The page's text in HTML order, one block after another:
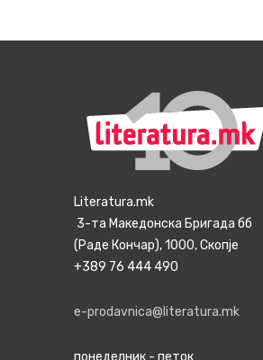
Literatura.mk
3-та Македонска Бригада бб
(Раде Кончар), 1000, Скопје
+389 76 444 490
e-prodavnica@literatura.mk
понеделник - петок